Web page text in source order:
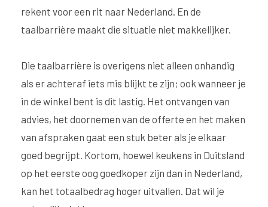
rekent voor een rit naar Nederland. En de
taalbarrière maakt die situatie niet makkelijker.
Die taalbarrière is overigens niet alleen onhandig
als er achteraf iets mis blijkt te zijn; ook wanneer je
in de winkel bent is dit lastig. Het ontvangen van
advies, het doornemen van de offerte en het maken
van afspraken gaat een stuk beter als je elkaar
goed begrijpt. Kortom, hoewel keukens in Duitsland
op het eerste oog goedkoper zijn dan in Nederland,
kan het totaalbedrag hoger uitvallen. Dat wil je